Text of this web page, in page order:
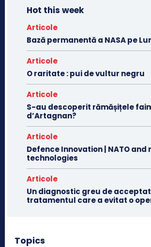
Hot this week
Articole
Bază permanentă a NASA pe
Articole
O raritate : pui de vultur negru
Articole
S-au descoperit rămășițele
d’Artagnan?
Articole
Defence Innovation | NATO and
technologies
Articole
Un diagnostic greu de
tratamentul care a evitat o
Topics